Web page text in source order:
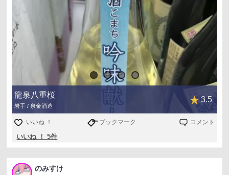
龍泉八重桜
岩手 / 泉金酒造
3.5
いいね ！ ブックマーク コメント
いいね ！ 5件
のみすけ